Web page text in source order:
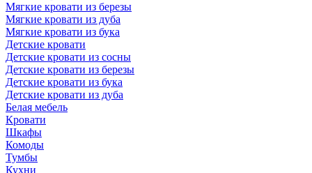
Мягкие кровати из березы
Мягкие кровати из дуба
Мягкие кровати из бука
Детские кровати
Детские кровати из сосны
Детские кровати из березы
Детские кровати из бука
Детские кровати из дуба
Белая мебель
Кровати
Шкафы
Комоды
Тумбы
Кухни